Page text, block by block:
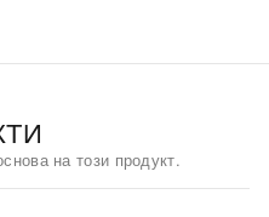
на този продукт.